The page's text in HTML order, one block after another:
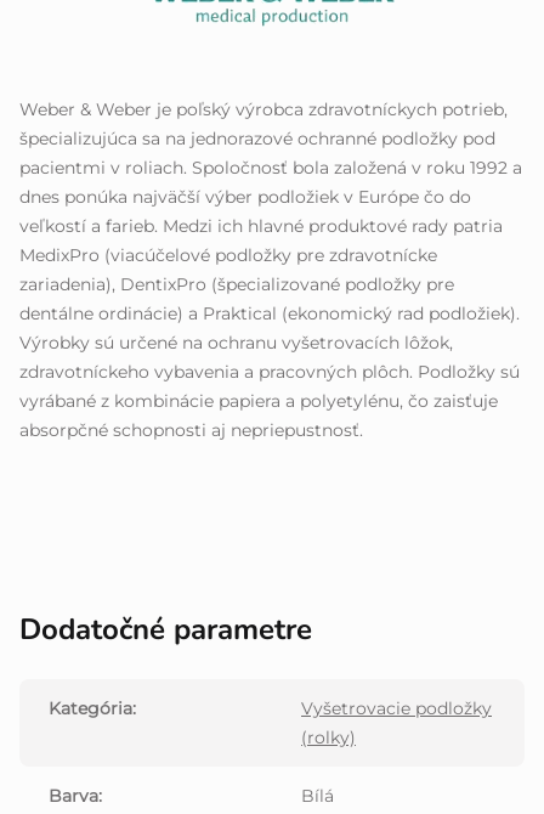
Weber & Weber je poľský výrobca zdravotníckych potrieb,
špecializujúca sa na jednorazové ochranné podložky pod
pacientmi v roliach. Spoločnosť bola založená v roku 1992 a
dnes ponúka najväčší výber podložiek v Európe čo do
veľkostí a farieb. Medzi ich hlavné produktové rady patria
MedixPro (viacúčelové podložky pre zdravotnícke
zariadenia), DentixPro (špecializované podložky pre
dentálne ordinácie) a Praktical (ekonomický rad podložiek).
Výrobky sú určené na ochranu vyšetrovacích lôžok,
zdravotníckeho vybavenia a pracovných plôch. Podložky sú
vyrábané z kombinácie papiera a polyetylénu, čo zaisťuje
absorpčné schopnosti aj nepriepustnosť.
Dodatočné parametre
Kategória:
Vyšetrovacie podložky
(rolky)
Barva: Bílá